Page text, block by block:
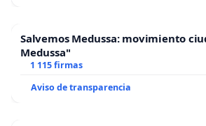
Salvemos Medussa: movimiento
Medussa"
1 115 firmas
Aviso de transparencia